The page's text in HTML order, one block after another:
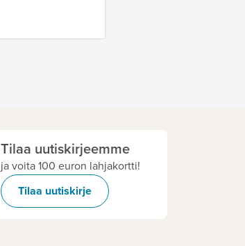
Tilaa uutiskirjeemme
ja voita 100 euron lahjakortti!
Tilaa uutiskirje